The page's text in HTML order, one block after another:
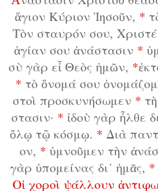
ἅ­γι­ον Κύ­ρι­ον Ἰ­η­σοῦν, *
Τὸν σταυ­ρόν σου,
ἁ­γί­αν σου ἀ­νά­στα­σιν *
σὺ γὰρ εἶ Θε­ὸς ἡ­μῶν, *
* τὸ ὄ­νο­μά σου
στοὶ προ­σκυ­νή­σω­μεν *
στα­σιν· * ἰ­δοὺ γὰρ ἦλ­θε
ὅ­λῳ τῷ κό­σμῳ. * Δι­ὰ
ον, * ὑ­μνοῦ­μεν τὴν
γὰρ ὑ­πο­μεί­νας δι᾿ ἡ­μᾶς, *
Οἱ χο­ροὶ ψάλ­λουν